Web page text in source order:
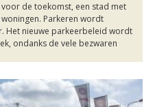
de toekomst, een stad met
Parkeren wordt
Het nieuwe parkeerbeleid wordt
ondanks de vele bezwaren